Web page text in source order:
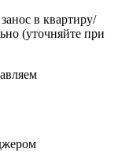
в квартиру/
(уточняйте при